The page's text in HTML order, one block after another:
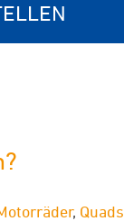
, Quads